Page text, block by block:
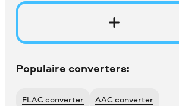
Populaire converters:
FLAC converter AAC converter